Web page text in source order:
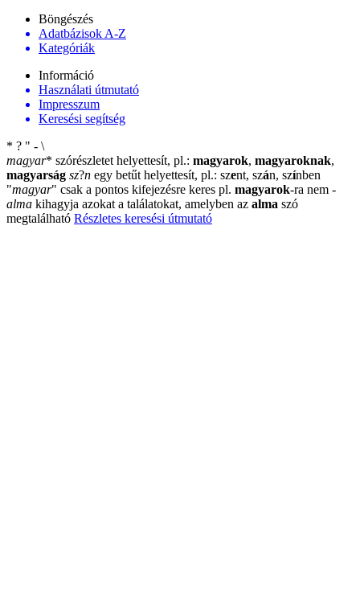
Böngészés
Adatbázisok A-Z
Kategóriák
Információ
Használati útmutató
Impresszum
Keresési segítség
* ? " - \
magyar* szórészletet helyettesít, pl.: magyarok, magyaroknak,
magyarság sz?n egy betűt helyettesít, pl.: szent, szán, színben
"magyar" csak a pontos kifejezésre keres pl. magyarok-ra nem -
alma kihagyja azokat a találatokat, amelyben az alma szó
megtalálható Részletes keresési útmutató